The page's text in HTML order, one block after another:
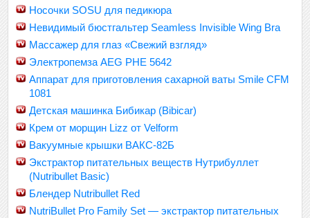
Носочки SOSU для педикюра
Невидимый бюстгальтер Seamless Invisible Wing Bra
Массажер для глаз «Свежий взгляд»
Электропемза AEG PHE 5642
Аппарат для приготовления сахарной ваты Smile CFM
1081
Детская машинка Бибикар (Bibicar)
Крем от морщин Lizz от Velform
Вакуумные крышки ВАКС-82Б
Экстрактор питательных веществ Нутрибуллет
(Nutribullet Basic)
Блендер Nutribullet Red
NutriBullet Pro Family Set — экстрактор питательных